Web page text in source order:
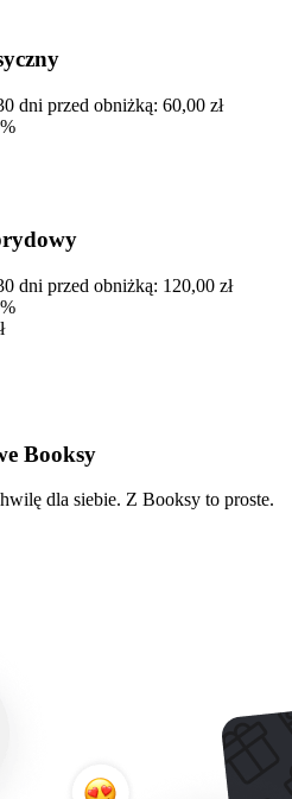
dni przed obniżką: 60,00 zł
dni przed obniżką: 120,00 zł
Booksy
dla siebie. Z Booksy to proste.